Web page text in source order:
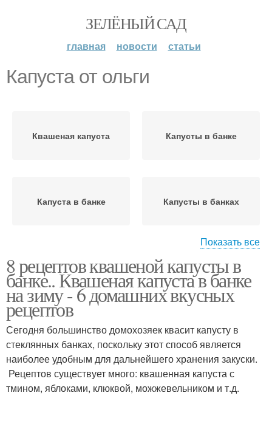
ЗЕЛЁНЫЙ САД
главная новости статьи
Капуста от ольги
Квашеная капуста Капусты в банке
Капуста в банке Капусты в банках
Капуста с морковью Капусты в рассоле
Капуста в рассоле
Показать все
8 рецептов квашеной капусты в
банке.. Квашеная капуста в банке
на зиму - 6 домашних вкусных
рецептов
Сегодня большинство домохозяек квасит капусту в
стеклянных банках, поскольку этот способ является
наиболее удобным для дальнейшего хранения закуски.
Рецептов существует много: квашенная капуста с
тмином, яблоками, клюквой, можжевельником и т.д.